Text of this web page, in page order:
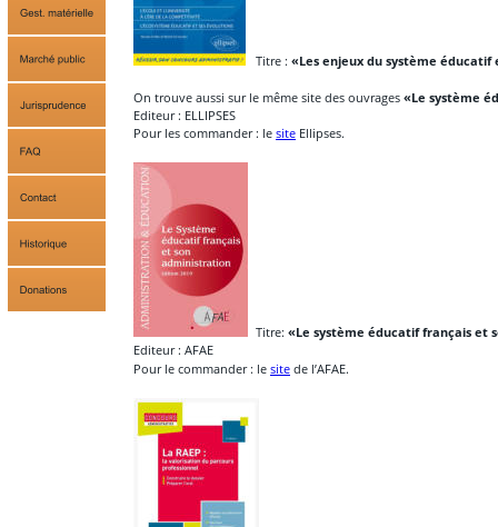
   Titre :
«Les enjeux du système
On trouve aussi sur le même site des ouvrages «Le système
Editeur : ELLIPSES
Pour les commander : le site Ellipses.
  Titre:
«Le système éducatif français et
Editeur : AFAE
Pour le commander : le site de l’AFAE.